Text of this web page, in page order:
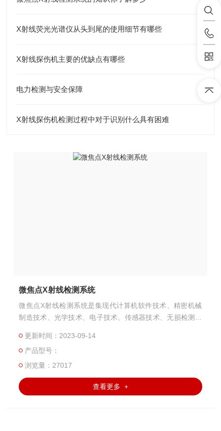
X射线荧光光谱仪从头到尾的使用细节有哪些
X射线探伤机主要的优缺点有哪些
电力检测与安全保障
X射线探伤机检测过程中对于识别什么具有困难
微焦点X射线检测系统
微焦点X射线检测系统是集现代计算机软件技术、精密机械
制造技术、光学技术、电子技术、传感器技术、无损检测技
究、失效分析、高可靠筛选、质量评价、工艺改进等工作的
有效手段。该产品技术已获得国家发明。
更新时间：2023-09-14
产品型号：
浏览量：27017
查看更多 +